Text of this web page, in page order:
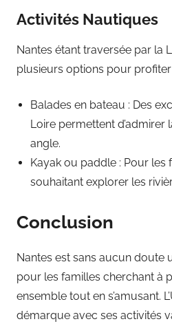
Activités Nautiques
Nantes étant traversée par la
plusieurs options pour
Balades en bateau : Des
Loire permettent d’admirer
angle.
Kayak ou paddle : Pour les
souhaitant explorer les
Conclusion
Nantes est sans aucun doute
pour les familles cherchant à
ensemble tout en s’amusant.
démarque avec ses activités